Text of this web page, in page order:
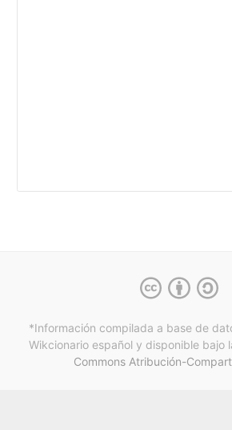
*Información compilada a base de
Wikcionario español y disponible bajo
Commons Atribución-